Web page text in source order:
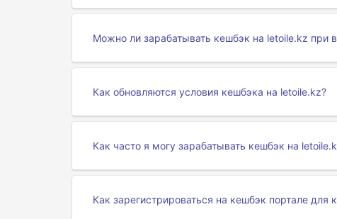
Можно ли зарабатывать кешбэк на letoile.kz при
Как обновляются условия кешбэка на letoile.kz?
Как часто я могу зарабатывать кешбэк на
Как зарегистрироваться на кешбэк портале для